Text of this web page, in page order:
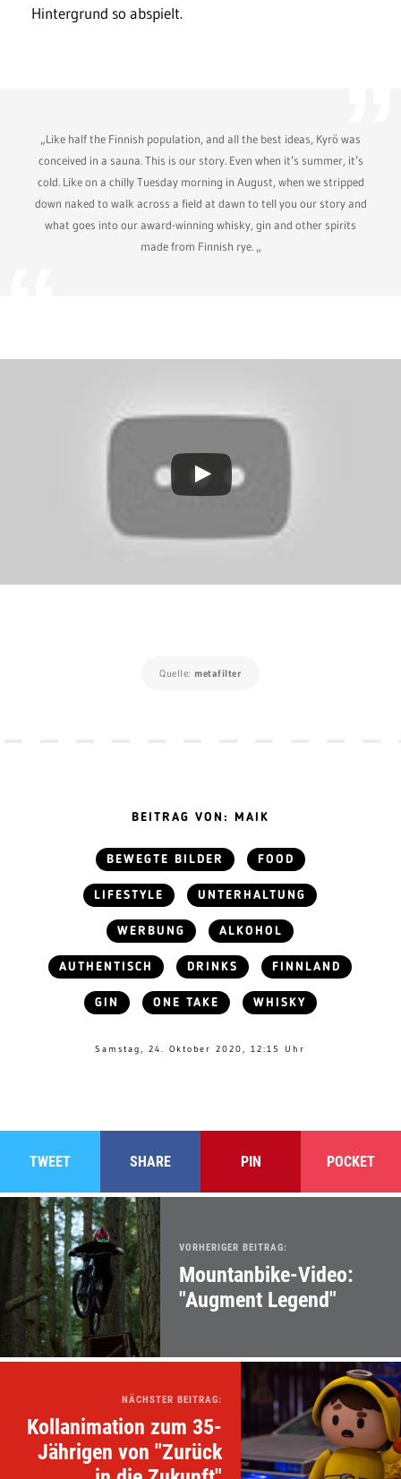
Hintergrund so abspielt.
„Like half the Finnish population, and all the best ideas, Kyrö was
conceived in a sauna. This is our story. Even when it’s summer, it’s
cold. Like on a chilly Tuesday morning in August, when we stripped
down naked to walk across a field at dawn to tell you our story and
what goes into our award-winning whisky, gin and other spirits
made from Finnish rye. „
Quelle: metafilter
BEITRAG VON: MAIK
BEWEGTE BILDER FOOD
LIFESTYLE UNTERHALTUNG
WERBUNG ALKOHOL
AUTHENTISCH DRINKS FINNLAND
GIN ONE TAKE WHISKY
Samstag, 24. Oktober 2020, 12:15 Uhr
TWEET SHARE PIN POCKET
VORHERIGER BEITRAG:
Mountanbike-Video:
"Augment Legend"
NÄCHSTER BEITRAG:
Kollanimation zum 35-
Jährigen von "Zurück